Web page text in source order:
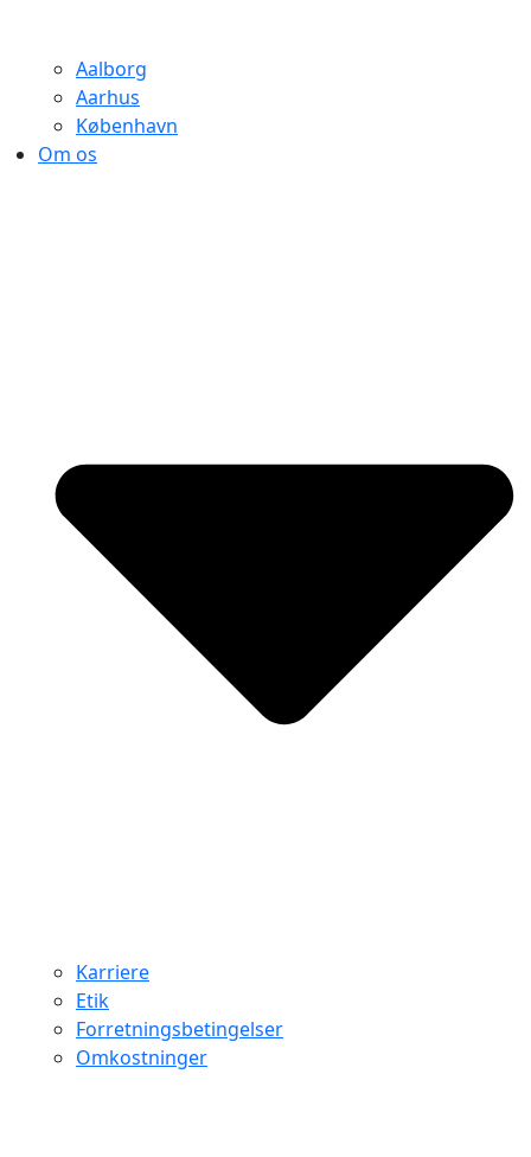
Aalborg
Aarhus
København
Om os
Karriere
Etik
Forretningsbetingelser
Omkostninger